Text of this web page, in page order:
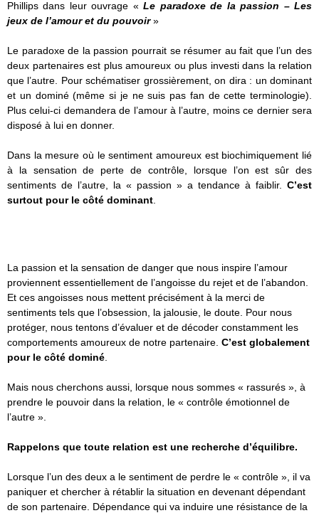
Phillips dans leur ouvrage «Le paradoxe de la passion – Les
jeux de l’amour et du pouvoir»
Le paradoxe de la passion pourrait se résumer au fait que l’un des
deux partenaires est plus amoureux ou plus investi dans la relation
que l’autre. Pour schématiser grossièrement, on dira : un dominant
et un dominé (même si je ne suis pas fan de cette terminologie).
Plus celui-ci demandera de l’amour à l’autre, moins ce dernier sera
disposé à lui en donner.
Dans la mesure où le sentiment amoureux est biochimiquement lié
à la sensation de perte de contrôle, lorsque l’on est sûr des
sentiments de l’autre, la « passion » a tendance à faiblir. C’est
surtout pour le côté dominant
La passion et la sensation de danger que nous inspire l’amour
proviennent essentiellement de l’angoisse du rejet et de l’abandon.
Et ces angoisses nous mettent précisément à la merci de
sentiments tels que l’obsession, la jalousie, le doute. Pour nous
protéger, nous tentons d’évaluer et de décoder constamment les
comportements amoureux de notre partenaire. C’est globalement
pour le côté dominé
Mais nous cherchons aussi, lorsque nous sommes « rassurés », à
prendre le pouvoir dans la relation, le « contrôle émotionnel de
l’autre ».
Rappelons que toute relation est une recherche d’équilibre.
Lorsque l’un des deux a le sentiment de perdre le « contrôle », il va
paniquer et chercher à rétablir la situation en devenant dépendant
de son partenaire. Dépendance qui va induire une résistance de la